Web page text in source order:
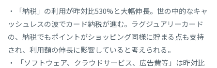
・「納税」の利用が昨対比530%と大幅伸長。世の中的なキャ
ッシュレスの波でカード納税が進む。ラグジュアリーカード
の、納税でもポイントがショッピング同様に貯まる点も支持
され、利用額の伸長に影響していると考えられる。
・ 「ソフトウェア、クラウドサービス、広告費等」は昨対比